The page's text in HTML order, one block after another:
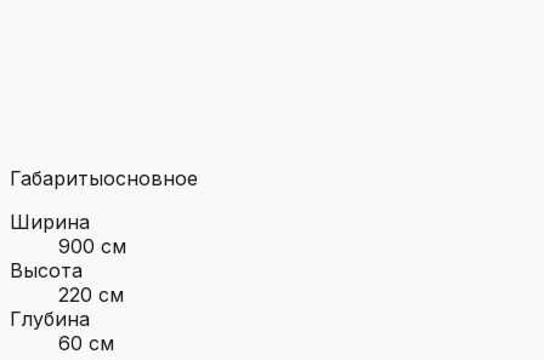
Габаритыосновное
Ширина
900 см
Высота
220 см
Глубина
60 см